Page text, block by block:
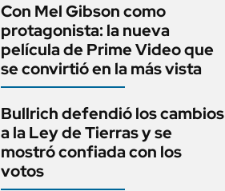
Con Mel Gibson como
protagonista: la nueva
película de Prime Video que
se convirtió en la más vista
Bullrich defendió los cambios
a la Ley de Tierras y se
mostró confiada con los
votos